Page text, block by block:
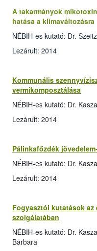
A takarmányok
hatása a klímaváltozásra
NÉBIH-es kutató: Dr.
Lezárult: 2014
Kommunális
vermikomposztálása
NÉBIH-es kutató: Dr.
Lezárult: 2014
Pálinkafőzdék
NÉBIH-es kutató: Dr.
Lezárult: 2014
Fogyasztói kutatások
szolgálatában
NÉBIH-es kutató: Dr.
Barbara